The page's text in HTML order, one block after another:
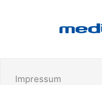
Impressum